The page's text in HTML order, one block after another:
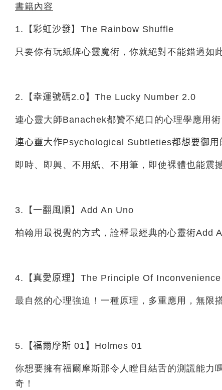
書籍內容
1.【彩虹沙發】 The Rainbow Shuffle
只要你有玩紙牌心靈魔術，你就絕對不能錯過如
2.【幸運號碼2.0】The Lucky Number 2.0
連心靈大師Banachek都贊不絕口的心理學應用術
連心靈大作Psychological Subtleties都想要御用
即時、即興、不用紙、不用筆，即使裸體也能震
3.【一翻風順】 Add An Uno
柏翰用最視覺的方式，詮釋最經典的心靈術Add
4.【真愛原理】 The Principle Of Inconvenience
最自然的心理強迫！一種原理，多重應用，無限
5.【福爾摩斯 01】Holmes 01
你想要擁有福爾摩斯那令人瞠目結舌的測謊能力
奇！